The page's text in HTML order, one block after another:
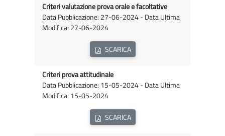
Criteri valutazione prova orale e facoltative
Data Pubblicazione: 27-06-2024 - Data Ultima
Modifica: 27-06-2024
SCARICA
Criteri prova attitudinale
Data Pubblicazione: 15-05-2024 - Data Ultima
Modifica: 15-05-2024
SCARICA